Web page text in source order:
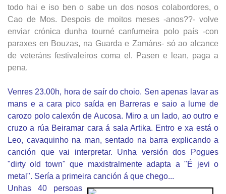
todo hai e iso ben o sabe un dos nosos colabordores, o
Cao de Mos. Despois de moitos meses -anos??- volve
enviar crónica dunha tourné canfurneira polo país -con
paraxes en Bouzas, na Guarda e Zamáns- só ao alcance
de veteráns festivaleiros coma el. Pasen e lean, paga a
pena.
Venres 23.00h, hora de saír do choio. Sen apenas lavar as
mans e a cara pico saída en Barreras e saio a lume de
carozo polo calexón de Aucosa. Miro a un lado, ao outro e
cruzo a rúa Beiramar cara á sala Artika. Entro e xa está o
Leo, cavaquinho na man, sentado na barra explicando a
canción que vai interpretar. Unha versión dos Pogues
"dirty old town" que maxistralmente adapta a "É jevi o
metal". Sería a primeira canción á que chego...
Unhas 40 persoas